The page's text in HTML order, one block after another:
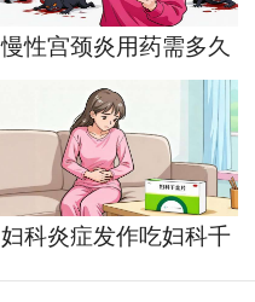
慢性宫颈炎用药需多久
好？
妇科炎症发作吃妇科千
金片多久起效？